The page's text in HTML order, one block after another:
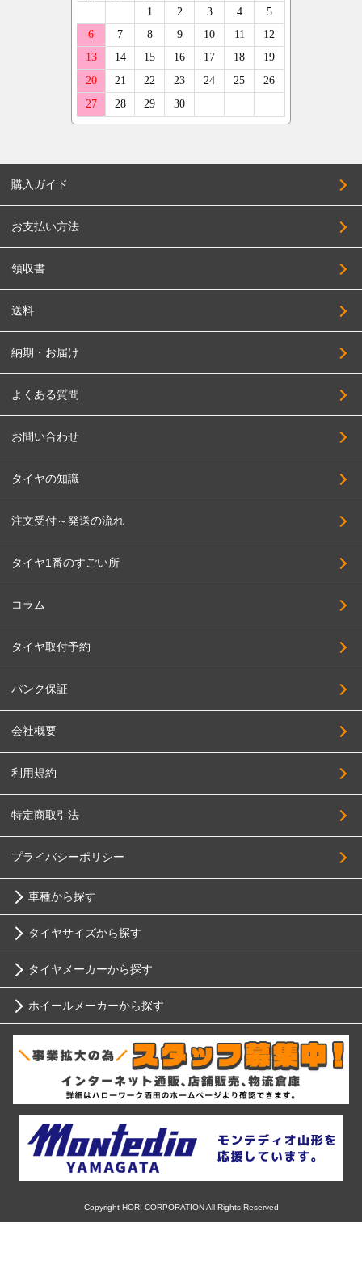
購入ガイド
お支払い方法
領収書
送料
納期・お届け
よくある質問
お問い合わせ
タイヤの知識
注文受付～発送の流れ
タイヤ1番のすごい所
コラム
タイヤ取付予約
パンク保証
会社概要
利用規約
特定商取引法
プライバシーポリシー
車種から探す
トヨタ
ニッサン
スバル
マツダ
ミツビシ
タイヤサイズから探す
10インチ
12インチ
14インチ
15インチ
タイヤメーカーから探す
ブリヂストン
ミシュラン
ヨコハマ
ダンロップ
ホイールメーカーから探す
RIH
Advanti Racing
Copyright HORI CORPORATION All Rights Reserved